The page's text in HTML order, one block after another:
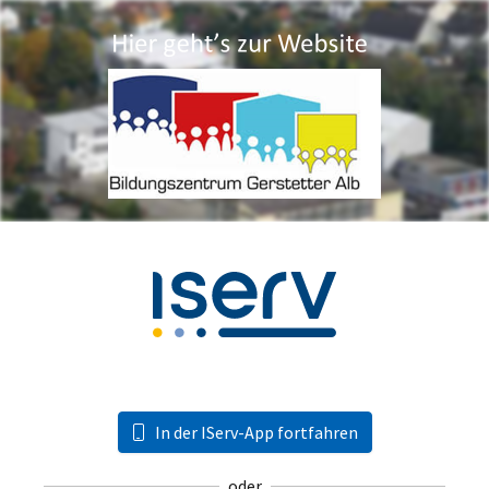
In der IServ-App fortfahren